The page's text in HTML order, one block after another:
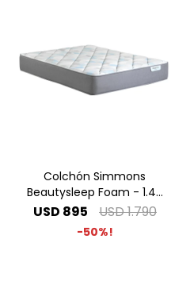
Colchón Simmons
Beautysleep Foam - 1.40
x 1.90 2 Plazas
USD 895 USD1.790
50